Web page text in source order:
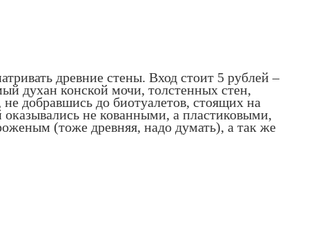
древние стены. Вход стоит 5 рублей –
духан конской мочи, толстенных стен,
добравшись до биотуалетов, стоящих на
не кованными, а пластиковыми,
(тоже древняя, надо думать), а так же